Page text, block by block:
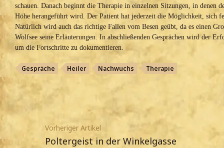
schauen. Danach beginnt die Therapie in einzelnen Sitzungen, in denen
Höhe herangeführt wird. Der Patient hat jederzeit die Möglichkeit, sich
Natürlich wird auch das richtige Fallen vom Besen geübt, da es einen
Wolfsee seine Erläuterungen. In abschließenden Gesprächen wird der
um die Fortschritte zu dokumentieren.
Gespräche Heiler Nachwuchs Therapie
Vorheriger Artikel
Poltergeist in der Winkelgasse